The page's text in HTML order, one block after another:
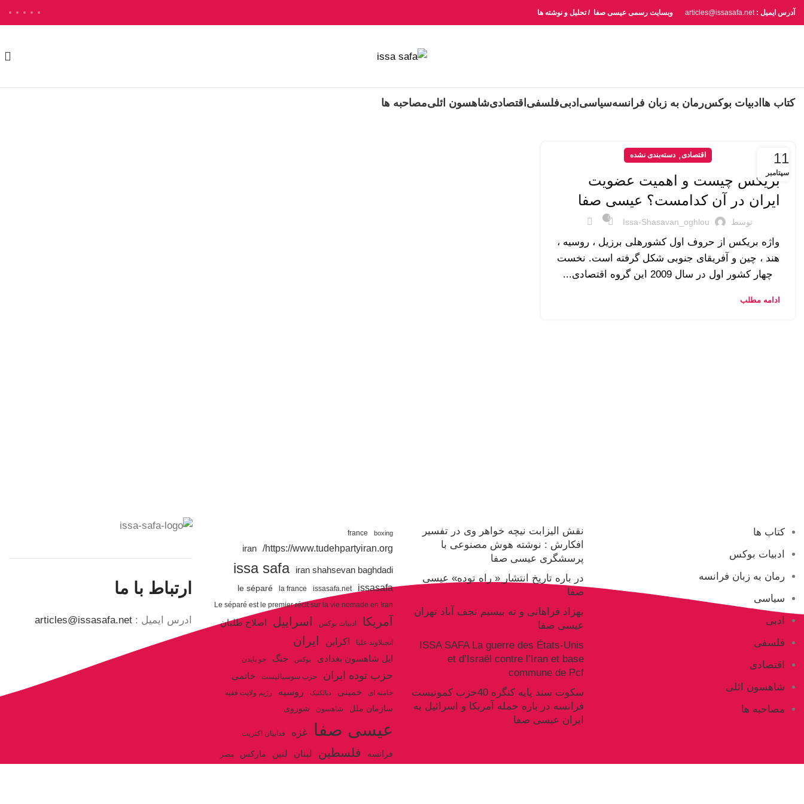
آدرس ایمیل : articles@issasafa.net وبسایت رسمی عیسی صفا / تحلیل و نوشته ها
کتاب ها ادبیات بوکسرمان به زبان فرانسهسیاسی ادبیفلسفی اقتصادیشاهسون ائلیمصاحبه ها
11
سپتامبر
اقتصادی,دسته‌بندی نشده
بریکس چیست و اهمیت عضویت
ایران در آن کدامست؟ عیسی صفا
توسط Issa-Shasavan_oghlou
0
واژه بریکس از حروف اول کشورهلی برزیل ، روسیه ،
هند ، چین و آفریقای جنوبی شکل گرفته است. نخست
چهار کشور اول در سال 2009 این گروه اقتصادی...
ادامه مطلب
کتاب ها
ادبیات بوکس
رمان به زبان فرانسه
سیاسی
ادبی
فلسفی
اقتصادی
شاهسون ائلی
مصاحبه ها
نقش الیزابت نیچه خواهر وی در تفسیر
افکارش : نوشته هوش مصنوعی با
پرسشگری عیسی صفا
در باره تاریخ انتشار « راه توده» عیسی
صفا
بهزاد فراهانی و ته بیسیم نجف آباد تهران
عیسی صفا
ISSA SAFA La guerre des États-Unis
et d’Israël contre l’Iran et base
commune de Pcf
سکوت سند پایه کنگره 40حزب کمونیست
فرانسه در باره حمله آمریکا و اسرائیل به
ایران عیسی صفا
boxing
france
https://www.tudehpartyiran.org/
iran
iran shahsevan baghdadi
issa safa
issasafa
issasafa.net
la france
le séparé
Le séparé est le premier récit sur la vie nomade en Iran
آمریکا ادبیات بوکس اسراییل اصلاح طلبان
انجیلاوند علیا اکراین ایران
ایل شاهسون بغدادی بوکس جنگ جو بایدن
حزب توده ایران حزب سوسیالیست خاتمی
خامنه ای خمینی دیالکتیک روسیه رژیم ولایت فقیه
سازمان ملل شاهسون شوروی
عیسی صفا غزه فداییان اکثریت
فرانسه فلسطین لبنان لنین مارکس
مصر
ارتباط با ما
ادرس ایمیل : articles@issasafa.net